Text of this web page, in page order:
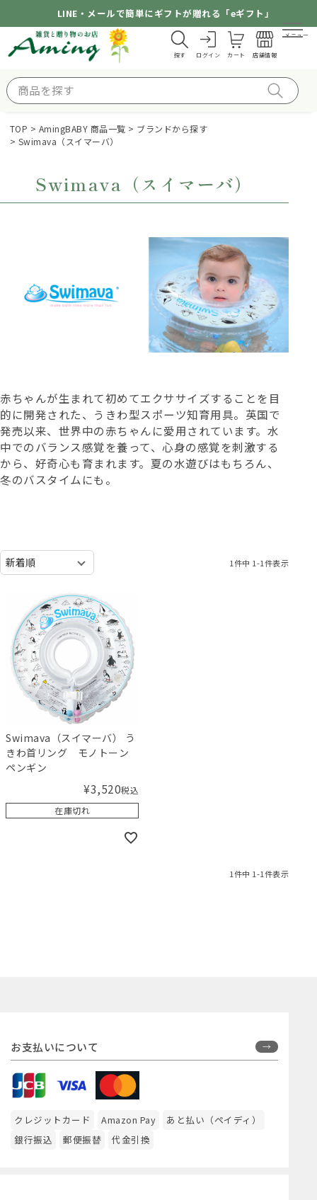
LINE・メールで簡単にギフトが贈れる「eギフト」
探す ログイン カート 店舗情報
メニュー
TOP AmingBABY 商品一覧
ブランドから探す
Swimava（スイマーバ）
Swimava（スイマーバ）
赤ちゃんが生まれて初めてエクササイズすることを目
的に開発された、うきわ型スポーツ知育用具。英国で
発売以来、世界中の赤ちゃんに愛用されています。水
中でのバランス感覚を養って、心身の感覚を刺激する
から、好奇心も育まれます。夏の水遊びはもちろん、
冬のバスタイムにも。
1件中 1-1件表示
Swimava（スイマーバ） う
きわ首リング モノトーン
ペンギン
¥3,520税込
在庫切れ
1件中 1-1件表示
お支払いについて
クレジットカード Amazon Pay
あと払い（ペイディ）
銀行振込
郵便振替 代金引換